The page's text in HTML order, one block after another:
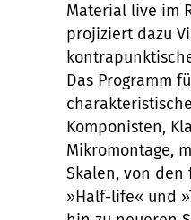
Material live im
projiziert dazu
Das Programm
Komponisten,
Mikromontage,
Skalen, von den
»Half-life« und